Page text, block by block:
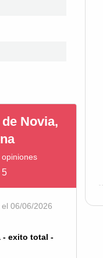
Novia,
opiniones
5
el 06/06/2026
- exito total -